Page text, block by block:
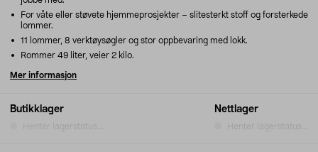
Butikklager
Henter lagerstatus...
Nettlager
Henter lagerstatus...
For våte eller støvete hjemmeprosjekter – slitesterkt stoff og forsterkede
lommer.
11 lommer, 8 verktøysøgler og stor oppbevaring med lokk.
Rommer 49 liter, veier 2 kilo.
Mer informasjon